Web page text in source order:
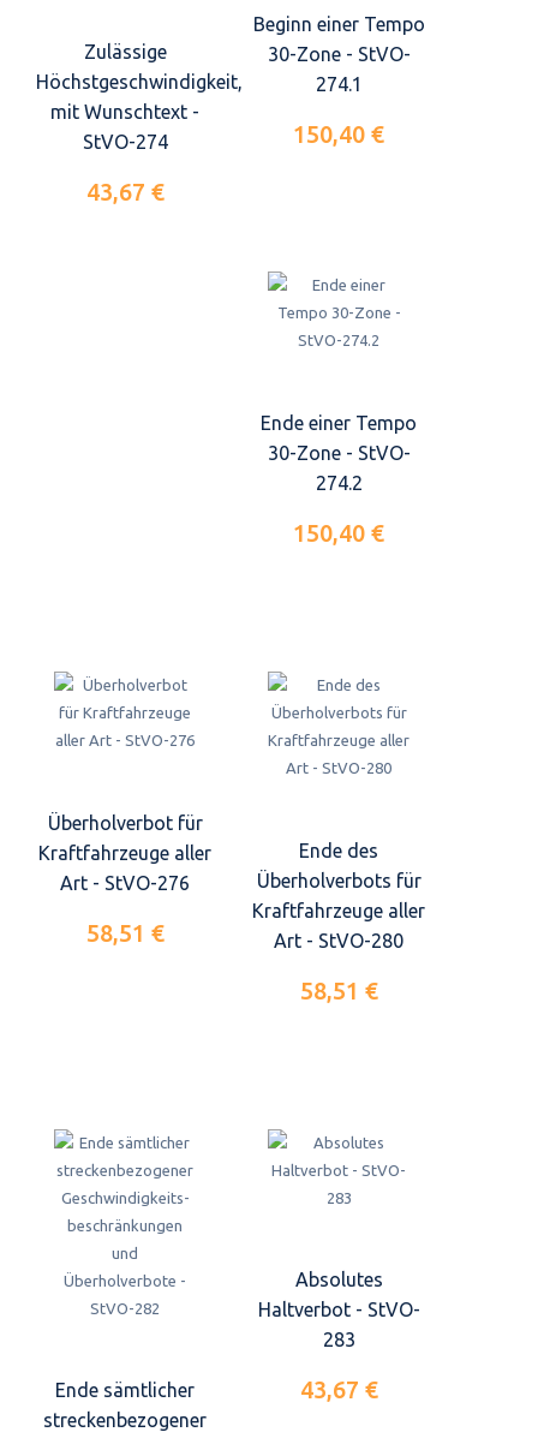
Zulässige
Höchstgeschwindigkeit,
mit Wunschtext -
StVO-274
43,67 €
Beginn einer Tempo
30-Zone - StVO-
274.1
150,40 €
Ende einer Tempo
30-Zone - StVO-
274.2
150,40 €
Überholverbot für
Kraftfahrzeuge aller
Art - StVO-276
58,51 €
Ende des
Überholverbots für
Kraftfahrzeuge aller
Art - StVO-280
58,51 €
Ende sämtlicher
streckenbezogener
Absolutes
Haltverbot - StVO-
283
43,67 €